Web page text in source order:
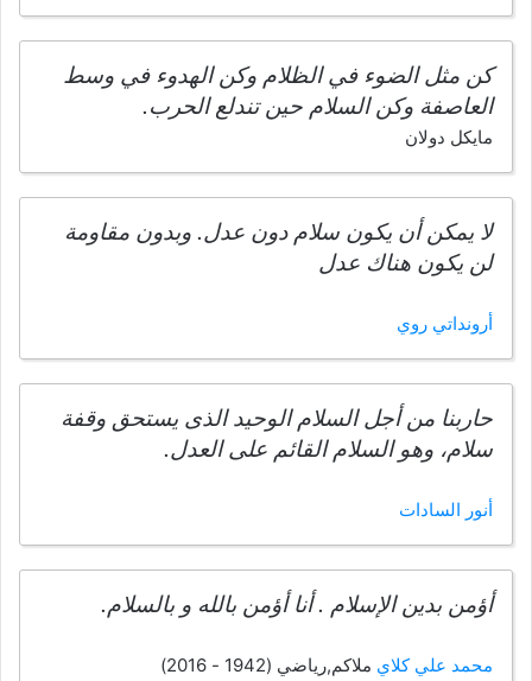
كن مثل الضوء في الظلام وكن الهدوء في وسط
العاصفة وكن السلام حين تندلع الحرب.
مايكل دولان
لا يمكن أن يكون سلام دون عدل. وبدون مقاومة
لن يكون هناك عدل
أرونداتي روي
حاربنا من أجل السلام الوحيد الذى يستحق وقفة
سلام، وهو السلام القائم على العدل.
أنور السادات
أؤمن بدين الإسلام . أنا أؤمن بالله و بالسلام.
محمد علي كلاي ملاكم,رياضي (1942 - 2016)